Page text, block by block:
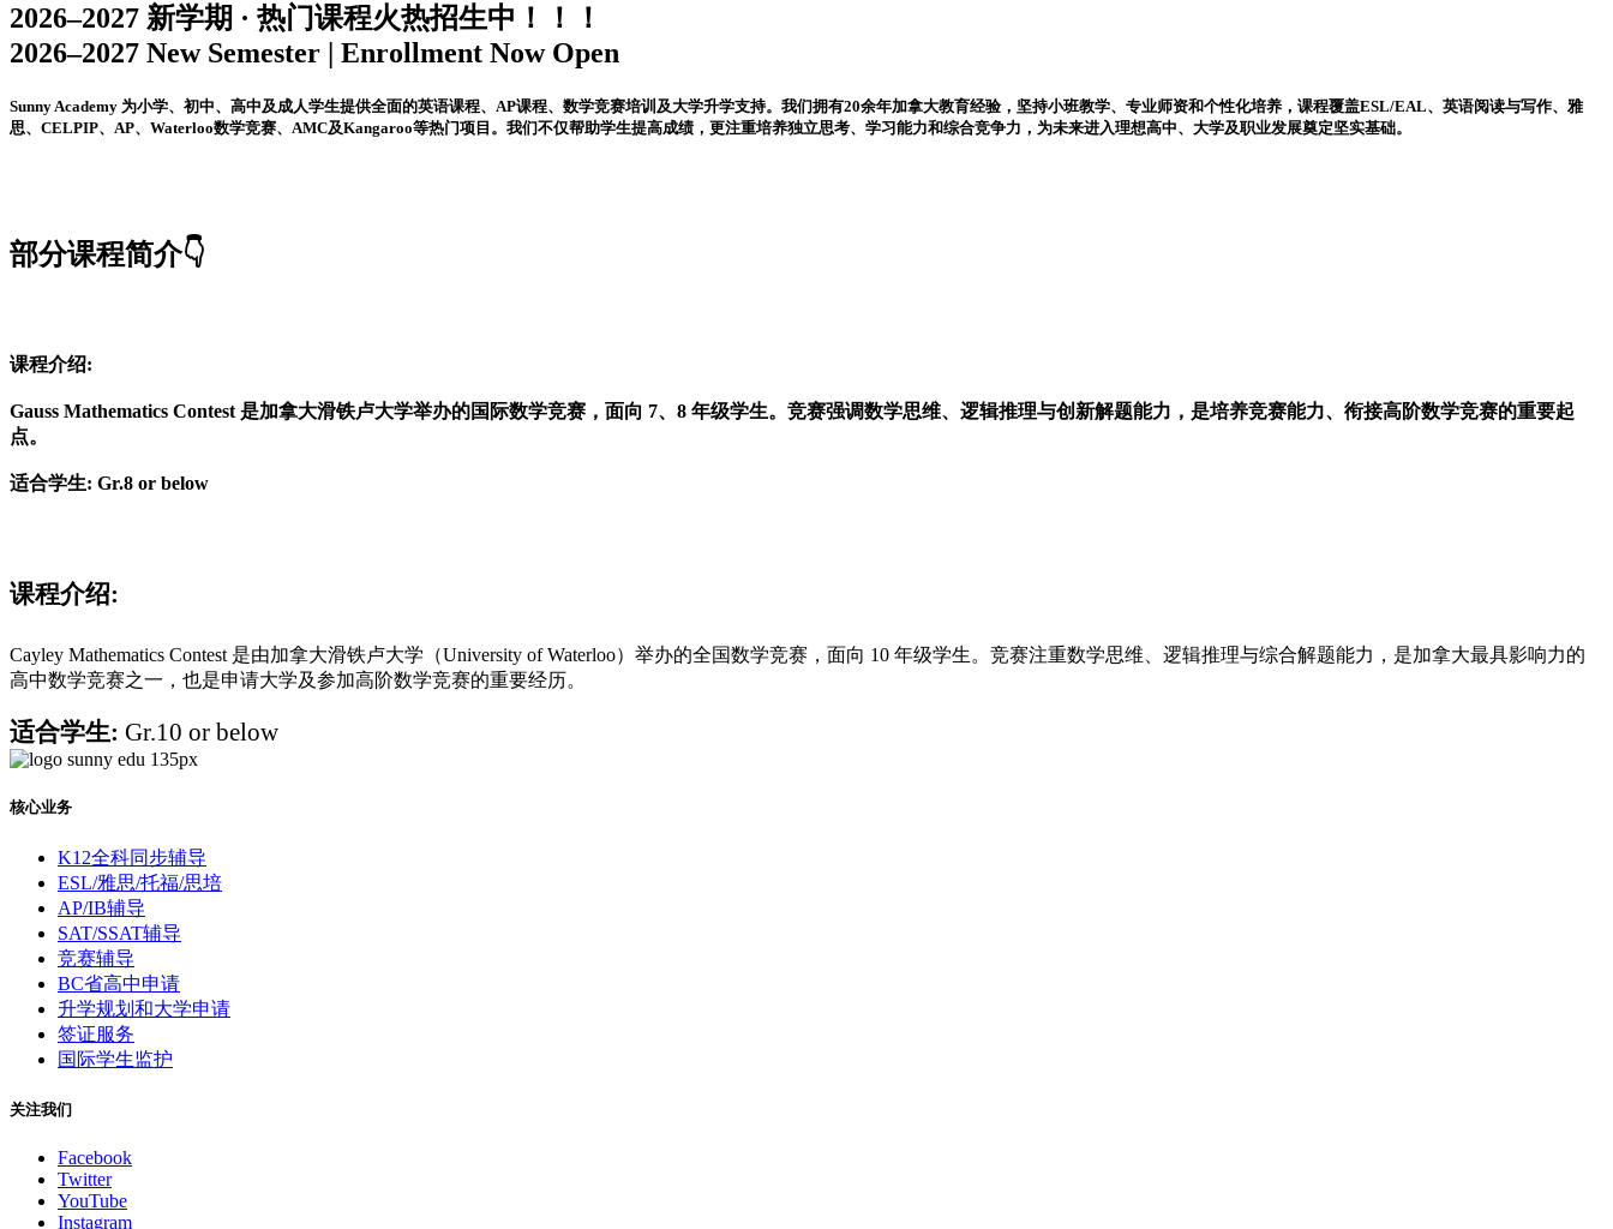
2026–2027 新学期 · 热门课程火热招生中！！！
2026–2027 New Semester | Enrollment Now Open
Sunny Academy 为小学、初中、高中及成人学生提供全面的英语课程、AP课程、数学竞赛培训及大学升学支持。我们拥有20余年加拿大教育经验，坚持小班教学、专业师资和个性化培养，课程覆盖ESL/EAL、英语阅读与写作、雅
思、CELPIP、AP、Waterloo数学竞赛、AMC及Kangaroo等热门项目。我们不仅帮助学生提高成绩，更注重培养独立思考、学习能力和综合竞争力，为未来进入理想高中、大学及职业发展奠定坚实基础。
部分课程简介👇
课程介绍:
Gauss Mathematics Contest 是加拿大滑铁卢大学举办的国际数学竞赛，面向 7、8 年级学生。竞赛强调数学思维、逻辑推理与创新解题能力，是培养竞赛能力、衔接高阶数学竞赛的重要起
点。
适合学生: Gr.8 or below
课程介绍:
Cayley Mathematics Contest 是由加拿大滑铁卢大学（University of Waterloo）举办的全国数学竞赛，面向 10 年级学生。竞赛注重数学思维、逻辑推理与综合解题能力，是加拿大最具影响力的
高中数学竞赛之一，也是申请大学及参加高阶数学竞赛的重要经历。
适合学生: Gr.10 or below
核心业务
K12全科同步辅导
ESL/雅思/托福/思培
AP/IB辅导
SAT/SSAT辅导
竞赛辅导
BC省高中申请
升学规划和大学申请
签证服务
国际学生监护
关注我们
Facebook
Twitter
YouTube
Instagram